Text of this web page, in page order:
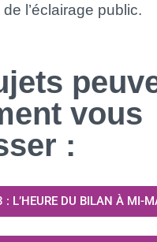
l’éclairage public.
vous
:
L’HEURE DU BILAN À MI-